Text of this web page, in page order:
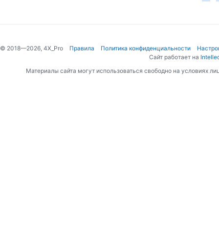
© 2018—2026, 4X_Pro Правила Политика конфиденциальности
Сайт работает на
Материалы сайта могут использоваться свободно на условиях